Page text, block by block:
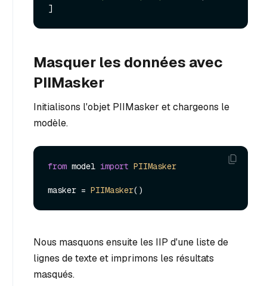
Masquer les données avec
PIIMasker
Initialisons l'objet PIIMasker et chargeons le
modèle.
from model import PIIMasker
masker = PIIMasker
Nous masquons ensuite les IIP d'une liste de
lignes de texte et imprimons les résultats
masqués.